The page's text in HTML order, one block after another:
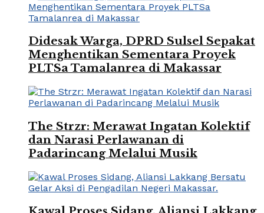
Didesak Warga, DPRD Sulsel Sepakat
Menghentikan Sementara Proyek
PLTSa Tamalanrea di Makassar
The Strzr: Merawat Ingatan Kolektif
dan Narasi Perlawanan di
Padarincang Melalui Musik